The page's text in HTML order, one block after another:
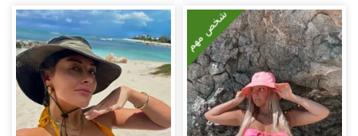
حجم الصدر
نوع الجسم
طول الشعر
لون الشعر
شخص مهم